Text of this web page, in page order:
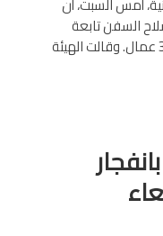
السفن تابعة
للجيش الإيراني، مما أدى إلى مقتل 3 عمال. وقالت الهيئة